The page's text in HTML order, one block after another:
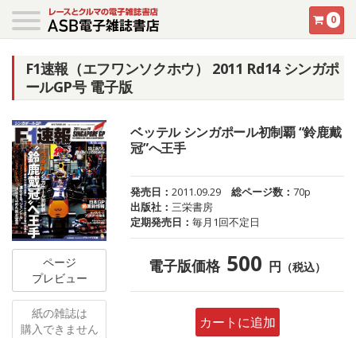
0
F1速報（エフワンソクホウ） 2011 Rd14 シンガポ
ールGP号 電子版
ページ
プレビュー
紙の雑誌は
購入できません
ベッテル シンガポール初制覇 “鈴鹿戴
冠”へ王手
発売日：2011.09.29 総ページ数：70p
出版社：三栄書房
定期発売日：毎月1回不定日
電子版価格 500 円 （税込）
カートに追加